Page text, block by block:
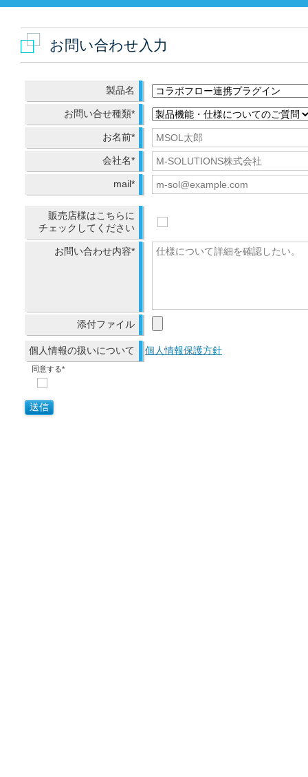
お問い合わせ入力
製品名
お問い合せ種類*
お名前*
会社名*
mail*
販売店様はこちらに
チェックしてください
お問い合わせ内容*
添付ファイル
個人情報の扱いについて 個人情報保護方針
同意する*